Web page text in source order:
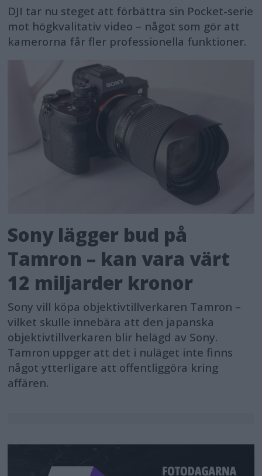
DJI tar nu steget att förbättra sin Pocket-serie
mot högkvalitativ video – något som gör att
kamerorna får fler professionella funktioner.
Sony lägger bud på
Tamron – kan vara värt
12 miljarder kronor
Sony vill köpa objektivtillverkaren Tamron –
vilket skulle innebära att den japanska
objektivtillverkaren blir helägd av Sony.
Tamron uppger att det i nuläget inte finns
något ytterligare att offentliggöra kring
affären.